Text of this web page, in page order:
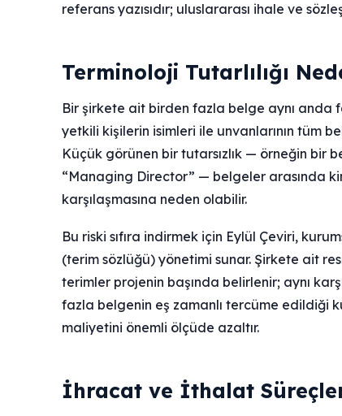
referans yazısıdır; uluslararası ihale ve
Terminoloji Tutarlılığı
Bir şirkete ait birden fazla belge aynı anda
yetkili kişilerin isimleri ile unvanlarının tüm
Küçük görünen bir tutarsızlık — örneğin bir
“Managing Director” — belgeler arasında
karşılaşmasına neden olabilir.
Bu riski sıfıra indirmek için Eylül Çeviri,
(terim sözlüğü) yönetimi sunar. Şirkete ait
terimler projenin başında belirlenir; aynı
fazla belgenin eş zamanlı tercüme edildiği
maliyetini önemli ölçüde azaltır.
İhracat ve İthalat